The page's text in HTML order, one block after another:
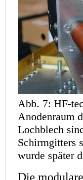
Abb. 7: HF-
Anodenraum
Lochblech
Schirmgitters
wurde später
Die